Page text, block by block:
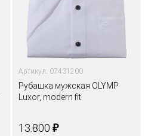
Артикул: 07431200
Рубашка мужская OLYMP
Luxor, modern fit
13.800 ₽